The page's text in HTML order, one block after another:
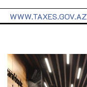
WWW.TAXES.GOV.AZ